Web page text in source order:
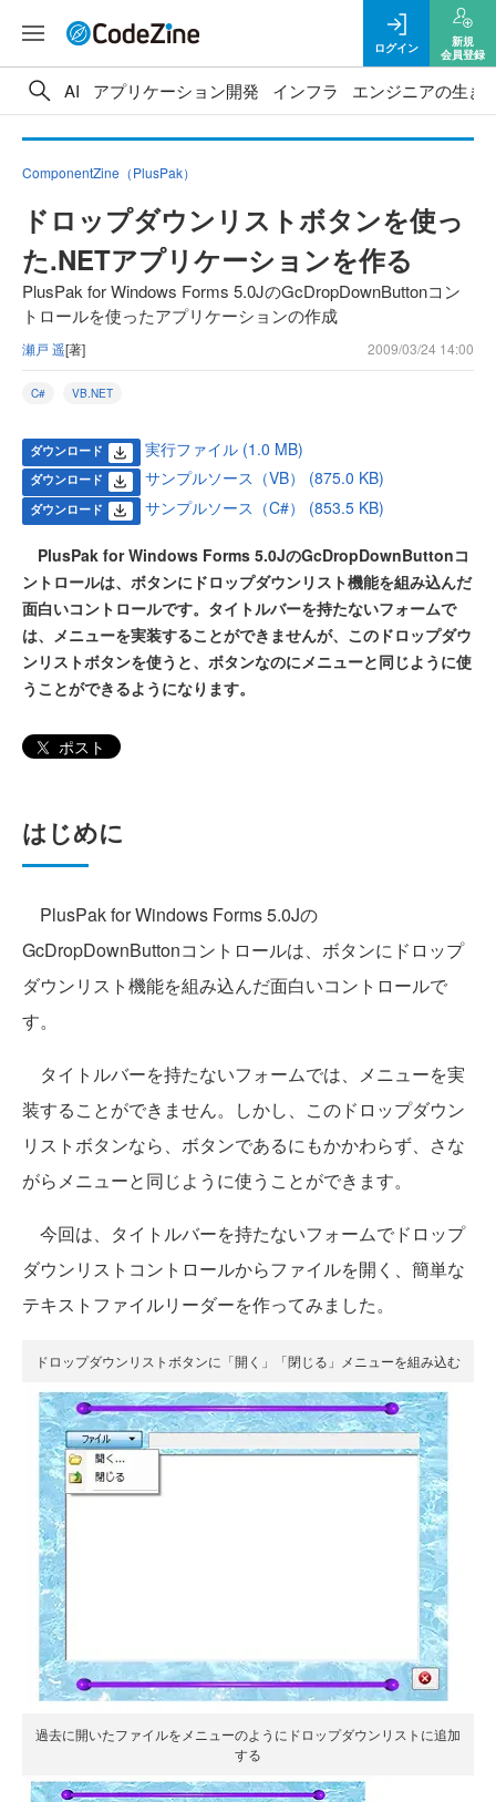
ログイン
新規
会員登録
AI アプリケーション開発 インフラ エンジニアの生き
ComponentZine（PlusPak）
ドロップダウンリストボタンを使っ
た.NETアプリケーションを作る
PlusPak for Windows Forms 5.0JのGcDropDownButtonコン
トロールを使ったアプリケーションの作成
瀬戸 遥[著] 2009/03/24 14:00
C# VB.NET
ダウンロード 実行ファイル (1.0 MB)
ダウンロード サンプルソース（VB） (875.0 KB)
ダウンロード サンプルソース（C#） (853.5 KB)
PlusPak for Windows Forms 5.0JのGcDropDownButtonコ
ントロールは、ボタンにドロップダウンリスト機能を組み込んだ
面白いコントロールです。タイトルバーを持たないフォームで
は、メニューを実装することができませんが、このドロップダウ
ンリストボタンを使うと、ボタンなのにメニューと同じように使
うことができるようになります。
ポスト
はじめに
PlusPak for Windows Forms 5.0Jの
GcDropDownButtonコントロールは、ボタンにドロップ
ダウンリスト機能を組み込んだ面白いコントロールで
す。
タイトルバーを持たないフォームでは、メニューを実
装することができません。しかし、このドロップダウン
リストボタンなら、ボタンであるにもかかわらず、さな
がらメニューと同じように使うことができます。
今回は、タイトルバーを持たないフォームでドロップ
ダウンリストコントロールからファイルを開く、簡単な
テキストファイルリーダーを作ってみました。
ドロップダウンリストボタンに「開く」「閉じる」メニューを組み込む
過去に開いたファイルをメニューのようにドロップダウンリストに追加
する